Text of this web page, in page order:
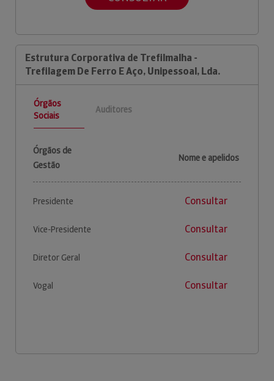
Estrutura Corporativa de Trefilmalha -
Trefilagem De Ferro E Aço, Unipessoal, Lda.
Órgãos
Sociais
Auditores
Órgãos de
Gestão
Nome e apelidos
Presidente Consultar
Vice-Presidente Consultar
Diretor Geral Consultar
Vogal Consultar